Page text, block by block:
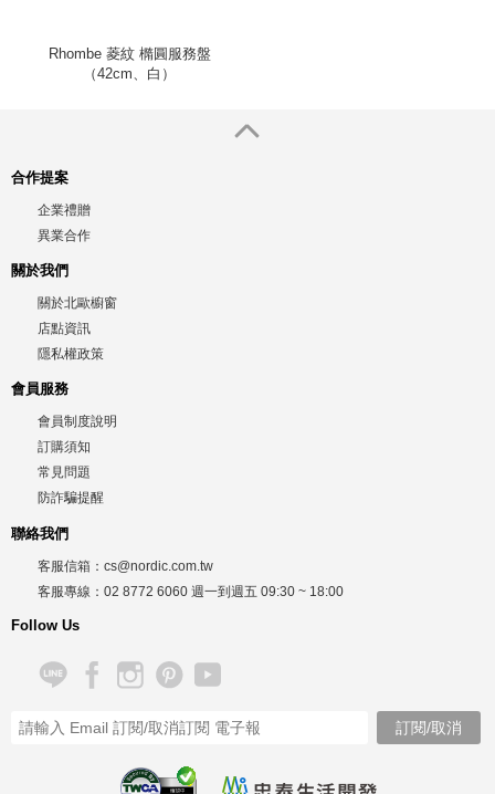
Rhombe 菱紋 橢圓服務盤
（42cm、白）
合作提案
企業禮贈
異業合作
關於我們
關於北歐櫥窗
店點資訊
隱私權政策
會員服務
會員制度說明
訂購須知
常見問題
防詐騙提醒
聯絡我們
客服信箱： cs@nordic.com.tw
客服專線： 02 8772 6060 週一到週五 09:30 ~ 18:00
Follow Us